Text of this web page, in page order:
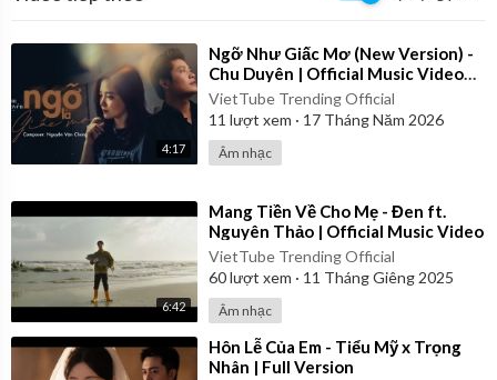
4:17
⁣Ngỡ Như Giấc Mơ (New Version) -
Chu Duyên | Official Music Video
Lyrics
VietTube Trending Official
11 lượt xem · 17 Tháng Năm 2026
Âm nhạc
6:42
⁣Mang Tiền Về Cho Mẹ - Đen ft.
Nguyên Thảo | Official Music Video
VietTube Trending Official
60lượt xem · 11 Tháng Giêng 2025
Âm nhạc
⁣Hôn Lễ Của Em - Tiểu Mỹ x Trọng
Nhân | Full Version